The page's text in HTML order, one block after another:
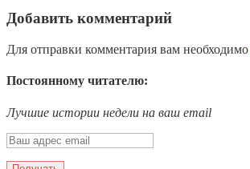
Добавить комментарий
Для отправки комментария вам необходимо
Постоянному читателю:
Лучшие истории недели на ваш email